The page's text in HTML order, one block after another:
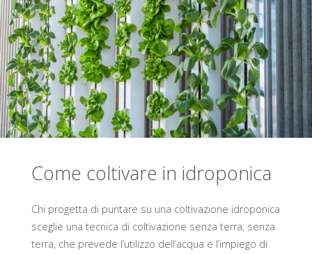
quali
sono
le
differenze"
Come coltivare in idroponica
Chi progetta di puntare su una coltivazione idroponica
sceglie una tecnica di coltivazione senza terra, senza
terra, che prevede l’utilizzo dell’acqua e l’impiego di